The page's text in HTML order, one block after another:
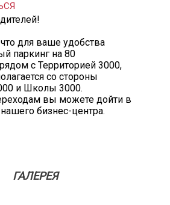
для ваше удобства
паркинг на 80
с Территорией 3000,
со стороны
и Школы 3000.
вы можете дойти в
бизнес-центра.
ГАЛЕРЕЯ